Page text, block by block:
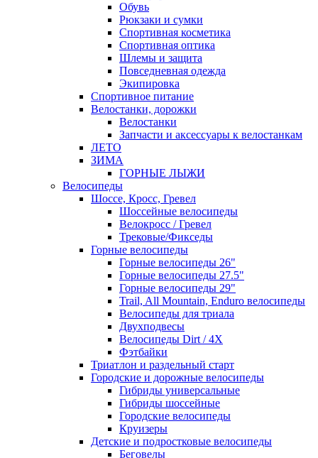
Обувь
Рюкзаки и сумки
Спортивная косметика
Спортивная оптика
Шлемы и защита
Повседневная одежда
Экипировка
Спортивное питание
Велостанки, дорожки
Велостанки
Запчасти и аксессуары к велостанкам
ЛЕТО
ЗИМА
ГОРНЫЕ ЛЫЖИ
Велосипеды
Шоссе, Кросс, Гревел
Шоссейные велосипеды
Велокросс / Гревел
Трековые/Фикседы
Горные велосипеды
Горные велосипеды 26"
Горные велосипеды 27.5"
Горные велосипеды 29"
Trail, All Mountain, Enduro велосипеды
Велосипеды для триала
Двухподвесы
Велосипеды Dirt / 4X
Фэтбайки
Триатлон и раздельный старт
Городские и дорожные велосипеды
Гибриды универсальные
Гибриды шоссейные
Городские велосипеды
Круизеры
Детские и подростковые велосипеды
Беговелы